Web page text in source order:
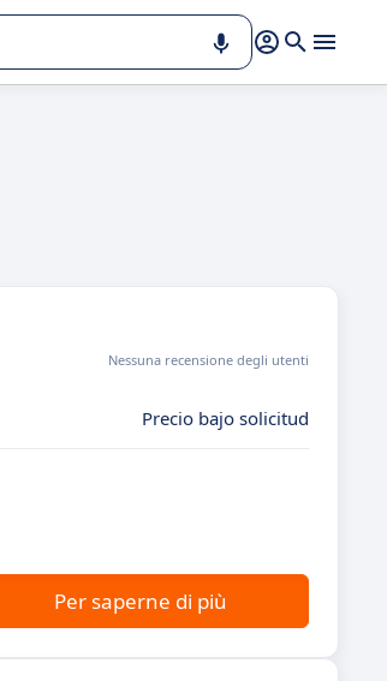
Nessuna recensione degli utenti
Precio bajo solicitud
Per saperne di più